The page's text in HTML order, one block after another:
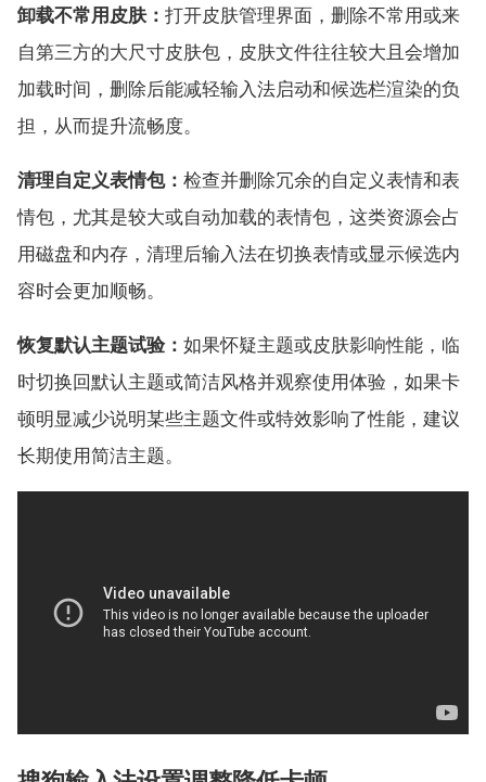
卸载不常用皮肤： 打开皮肤管理界面，删除不常用或来
自第三方的大尺寸皮肤包，皮肤文件往往较大且会增加
加载时间，删除后能减轻输入法启动和候选栏渲染的负
担，从而提升流畅度。
清理自定义表情包： 检查并删除冗余的自定义表情和表
情包，尤其是较大或自动加载的表情包，这类资源会占
用磁盘和内存，清理后输入法在切换表情或显示候选内
容时会更加顺畅。
恢复默认主题试验： 如果怀疑主题或皮肤影响性能，临
时切换回默认主题或简洁风格并观察使用体验，如果卡
顿明显减少说明某些主题文件或特效影响了性能，建议
长期使用简洁主题。